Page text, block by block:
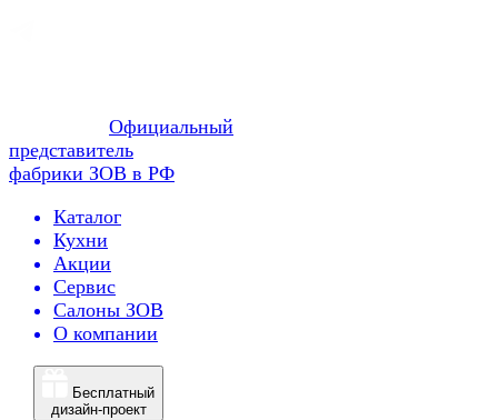
Официальный
представитель
фабрики ЗОВ в РФ
Каталог
Кухни
Акции
Сервис
Салоны ЗОВ
О компании
Бесплатный
дизайн-проект